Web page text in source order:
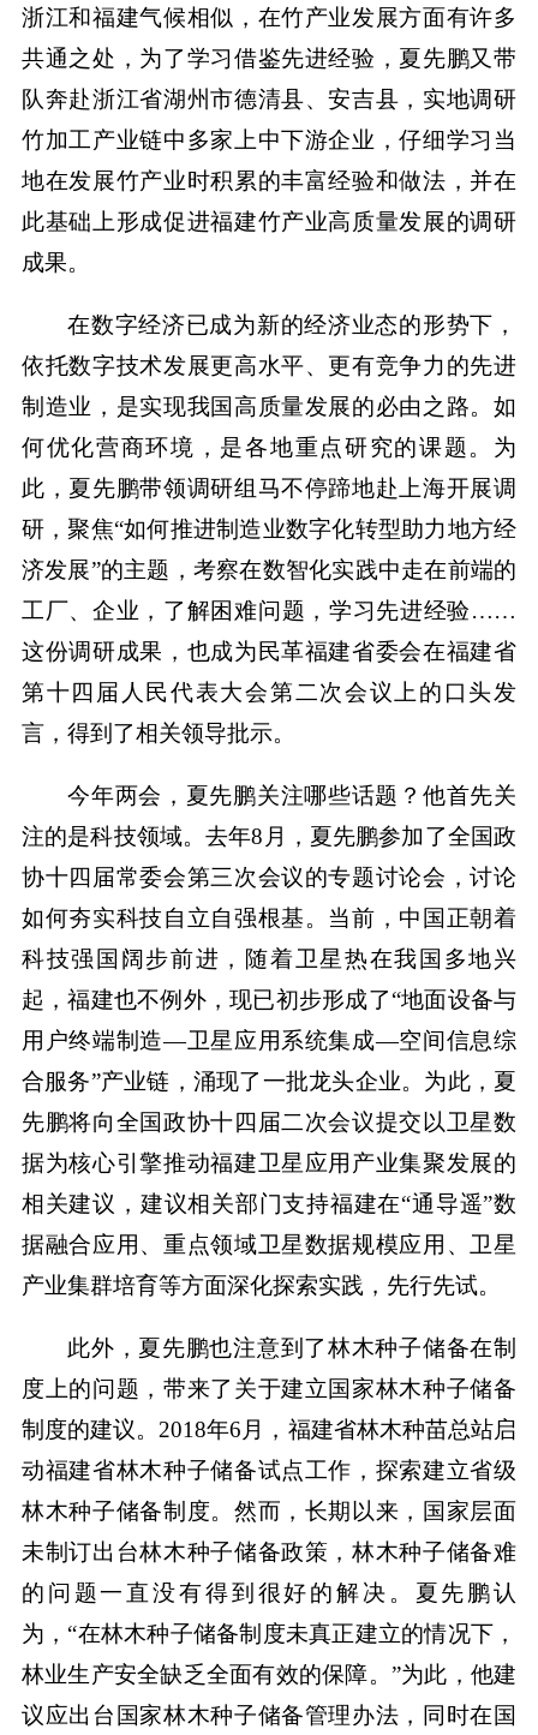
浙江和福建气候相似，在竹产业发展方面有许多
共通之处，为了学习借鉴先进经验，夏先鹏又带
队奔赴浙江省湖州市德清县、安吉县，实地调研
竹加工产业链中多家上中下游企业，仔细学习当
地在发展竹产业时积累的丰富经验和做法，并在
此基础上形成促进福建竹产业高质量发展的调研
成果。
在数字经济已成为新的经济业态的形势下，
依托数字技术发展更高水平、更有竞争力的先进
制造业，是实现我国高质量发展的必由之路。如
何优化营商环境，是各地重点研究的课题。为
此，夏先鹏带领调研组马不停蹄地赴上海开展调
研，聚焦“如何推进制造业数字化转型助力地方经
济发展”的主题，考察在数智化实践中走在前端的
工厂、企业，了解困难问题，学习先进经验……
这份调研成果，也成为民革福建省委会在福建省
第十四届人民代表大会第二次会议上的口头发
言，得到了相关领导批示。
今年两会，夏先鹏关注哪些话题？他首先关
注的是科技领域。去年8月，夏先鹏参加了全国政
协十四届常委会第三次会议的专题讨论会，讨论
如何夯实科技自立自强根基。当前，中国正朝着
科技强国阔步前进，随着卫星热在我国多地兴
起，福建也不例外，现已初步形成了“地面设备与
用户终端制造—卫星应用系统集成—空间信息综
合服务”产业链，涌现了一批龙头企业。为此，夏
先鹏将向全国政协十四届二次会议提交以卫星数
据为核心引擎推动福建卫星应用产业集聚发展的
相关建议，建议相关部门支持福建在“通导遥”数
据融合应用、重点领域卫星数据规模应用、卫星
产业集群培育等方面深化探索实践，先行先试。
此外，夏先鹏也注意到了林木种子储备在制
度上的问题，带来了关于建立国家林木种子储备
制度的建议。2018年6月，福建省林木种苗总站启
动福建省林木种子储备试点工作，探索建立省级
林木种子储备制度。然而，长期以来，国家层面
未制订出台林木种子储备政策，林木种子储备难
的问题一直没有得到很好的解决。夏先鹏认
为，“在林木种子储备制度未真正建立的情况下，
林业生产安全缺乏全面有效的保障。”为此，他建
议应出台国家林木种子储备管理办法，同时在国